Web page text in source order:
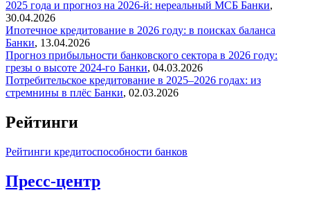
2025 года и прогноз на 2026-й: нереальный МСБ Банки,
30.04.2026
Ипотечное кредитование в 2026 году: в поисках баланса
Банки, 13.04.2026
Прогноз прибыльности банковского сектора в 2026 году:
грезы о высоте 2024-го Банки, 04.03.2026
Потребительское кредитование в 2025–2026 годах: из
стремнины в плёс Банки, 02.03.2026
Рейтинги
Рейтинги кредитоспособности банков
Пресс-центр